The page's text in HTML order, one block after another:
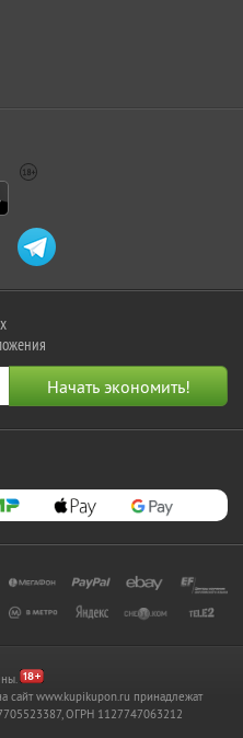
сайт www.kupikupon.ru принадлежат
ОГРН 1127747063212